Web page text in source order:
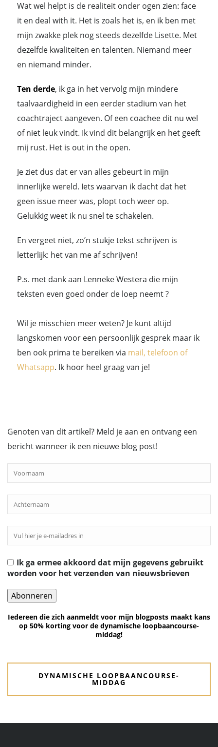
Wat wel helpt is de realiteit onder ogen zien: face
it en deal with it. Het is zoals het is, en ik ben met
mijn zwakke plek nog steeds dezelfde Lisette. Met
dezelfde kwaliteiten en talenten. Niemand meer
en niemand minder.
Ten derde, ik ga in het vervolg mijn mindere
taalvaardigheid in een eerder stadium van het
coachtraject aangeven. Of een coachee dit nu wel
of niet leuk vindt. Ik vind dit belangrijk en het geeft
mij rust. Het is out in the open.
Je ziet dus dat er van alles gebeurt in mijn
innerlijke wereld. Iets waarvan ik dacht dat het
geen issue meer was, plopt toch weer op.
Gelukkig weet ik nu snel te schakelen.
En vergeet niet, zo’n stukje tekst schrijven is
letterlijk: het van me af schrijven!
P.s. met dank aan Lenneke Westera die mijn
teksten even goed onder de loep neemt ?
Wil je misschien meer weten? Je kunt altijd
langskomen voor een persoonlijk gesprek maar ik
ben ook prima te bereiken via mail, telefoon of
Whatsapp. Ik hoor heel graag van je!
Genoten van dit artikel? Meld je aan en ontvang een
bericht wanneer ik een nieuwe blog post!
Ik ga ermee akkoord dat mijn gegevens gebruikt
worden voor het verzenden van nieuwsbrieven
Iedereen die zich aanmeldt voor mijn blogposts maakt kans
op 50% korting voor de dynamische loopbaancourse-
middag!
DYNAMISCHE LOOPBAANCOURSE-
MIDDAG